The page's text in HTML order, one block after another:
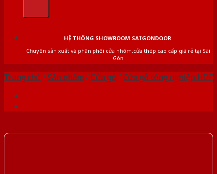
HỆ THỐNG SHOWROOM SAIGONDOOR
Chuyên sản xuất và phân phối cửa nhôm,cửa thép cao cấp giá rẻ tại Sài
Gòn
Trang chủ /Sản phẩm /Cửa gỗ /Cửa gỗ công nghiệp HDF